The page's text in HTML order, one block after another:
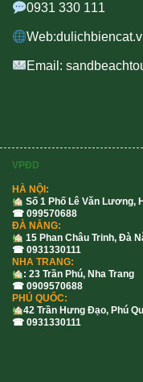
0931 330 111
Email:
VPĐD
HÀ NỘI:
Số 1 Phố Lê Văn Lương,
☎ 099570688
ĐÀ NẴNG:
15 Phan Châu Trinh, Đà
☎ 0931330111
NHA TRANG:
: 23 Trần Phú, Nha Trang
☎ 0909570688
PHÚ QUỐC:
42 Trần Hưng Đạo, Phú
☎ 0931330111